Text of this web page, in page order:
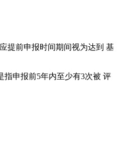
提前申报时间期间视为达到 基
申报前5年内至少有3次被 评